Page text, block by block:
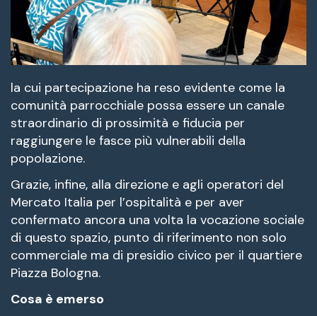
la cui partecipazione ha reso evidente come la
comunità parrocchiale possa essere un canale
straordinario di prossimità e fiducia per
raggiungere le fasce più vulnerabili della
popolazione.
Grazie, infine, alla direzione e agli operatori del
Mercato Italia per l’ospitalità e per aver
confermato ancora una volta la vocazione sociale
di questo spazio, punto di riferimento non solo
commerciale ma di presidio civico per il quartiere
Piazza Bologna.
Cosa è emerso